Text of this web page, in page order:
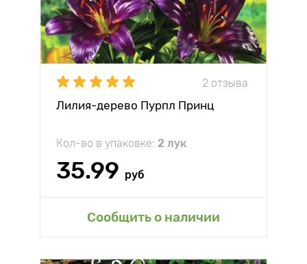
2 отзыва
Лилия-дерево Пурпл Принц
Кол-во в упаковке: 2 лук
35.99 руб
Сообщить о наличии